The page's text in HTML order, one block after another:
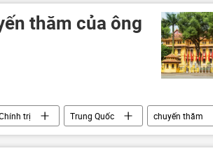
thăm của ông
trị Trung Quốc chuyến thăm